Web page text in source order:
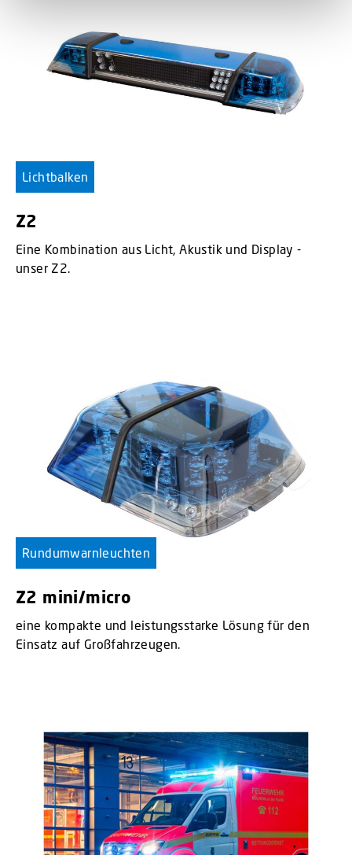
Lichtbalken
Z2
Eine Kombination aus Licht, Akustik und Display -
unser Z2.
Rundumwarnleuchten
Z2 mini/micro
eine kompakte und leistungsstarke Lösung für den
Einsatz auf Großfahrzeugen.